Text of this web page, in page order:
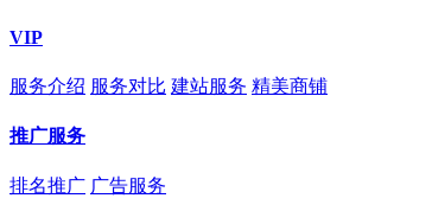
VIP
服务介绍 服务对比 建站服务 精美商铺
推广服务
排名推广 广告服务